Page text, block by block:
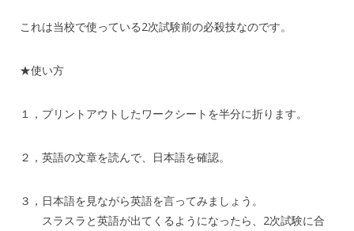
これは当校で使っている2次試験前の必殺技なのです。
★使い方
１，プリントアウトしたワークシートを半分に折ります。
２，英語の文章を読んで、日本語を確認。
３，日本語を見ながら英語を言ってみましょう。
スラスラと英語が出てくるようになったら、2次試験に合